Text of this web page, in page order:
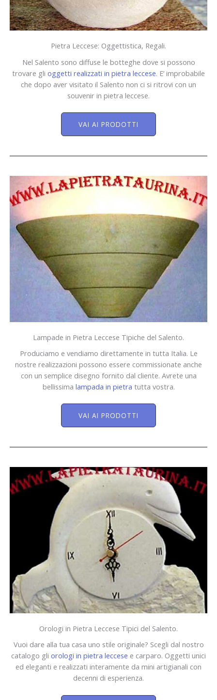
Pietra Leccese: Oggettistica, Regali.
Nel Salento sono diffuse le botteghe dove si possono
trovare gli oggetti realizzati in pietra leccese. E’ improbabile
che dopo aver visitato il Salento non ci si ritrovi con un
souvenir in pietra leccese.
VAI AI PRODOTTI
Lampade in Pietra Leccese Tipiche del Salento.
Produciamo e vendiamo direttamente in tutta Italia. Le
nostre realizzazioni possono essere commissionate anche
con un semplice disegno fornito dal cliente. Avrete una
bellissima lampada in pietra tutta vostra.
VAI AI PRODOTTI
Orologi in Pietra Leccese Tipici del Salento.
Vuoi dare alla tua casa uno stile originale? Scegli dal nostro
catalogo gli orologi in pietra leccese e carparo. Oggetti unici
ed eleganti e realizzati interamente da mini artigianali con
decenni di esperienza.